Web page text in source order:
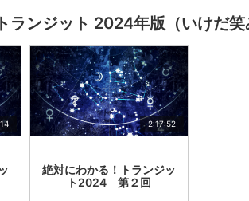
ンジット 2024年版（いけだ笑
2:17:52
絶対にわかる！トランジッ
ト2024 第２回